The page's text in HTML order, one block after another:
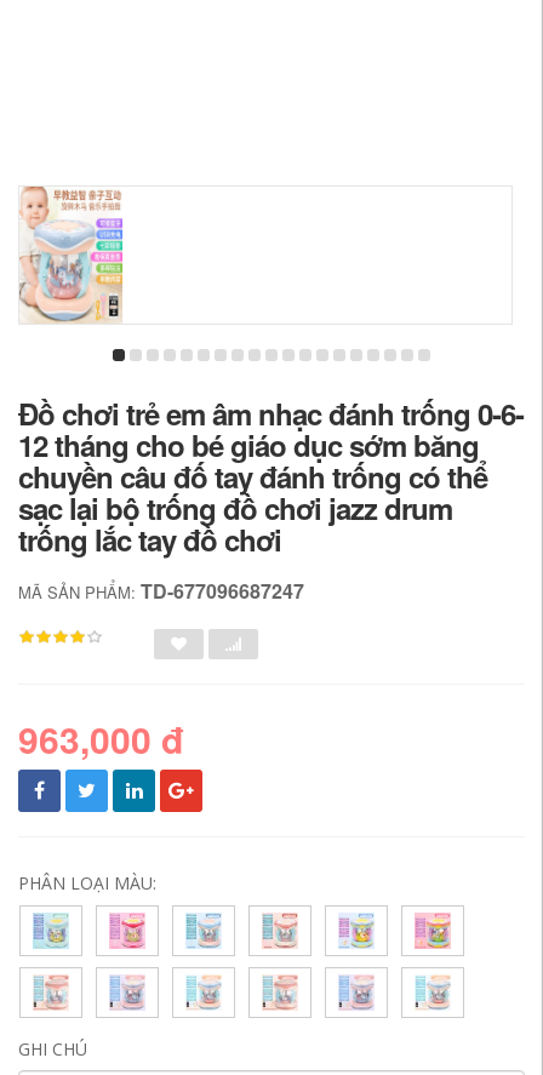
Đồ chơi trẻ em âm nhạc đánh trống 0-6-
12 tháng cho bé giáo dục sớm băng
chuyền câu đố tay đánh trống có thể
sạc lại bộ trống đồ chơi jazz drum
trống lắc tay đồ chơi
MÃ SẢN PHẨM: TD-677096687247
963,000 đ
PHÂN LOẠI MÀU:
GHI CHÚ